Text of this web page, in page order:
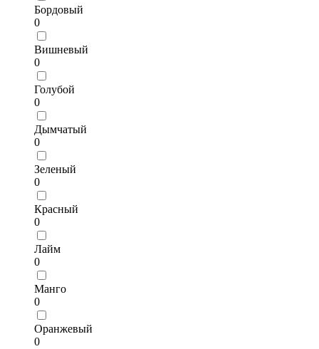
Бордовый
0
Вишневый
0
Голубой
0
Дымчатый
0
Зеленый
0
Красный
0
Лайм
0
Манго
0
Оранжевый
0